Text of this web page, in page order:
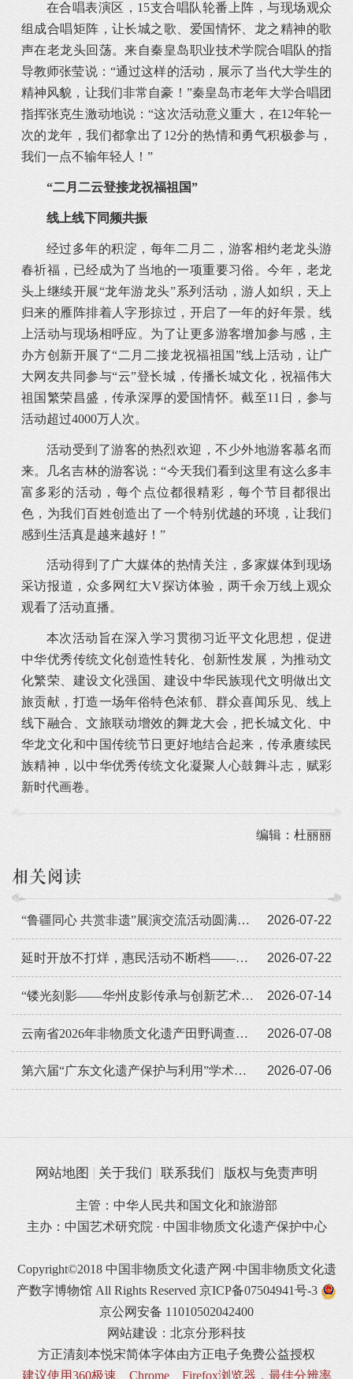
在合唱表演区，15支合唱队轮番上阵，与现场观众
组成合唱矩阵，让长城之歌、爱国情怀、龙之精神的歌
声在老龙头回荡。来自秦皇岛职业技术学院合唱队的指
导教师张莹说：“通过这样的活动，展示了当代大学生的
精神风貌，让我们非常自豪！”秦皇岛市老年大学合唱团
指挥张克生激动地说：“这次活动意义重大，在12年轮一
次的龙年，我们都拿出了12分的热情和勇气积极参与，
我们一点不输年轻人！”
“二月二云登接龙祝福祖国”
线上线下同频共振
经过多年的积淀，每年二月二，游客相约老龙头游
春祈福，已经成为了当地的一项重要习俗。今年，老龙
头上继续开展“龙年游龙头”系列活动，游人如织，天上
归来的雁阵排着人字形掠过，开启了一年的好年景。线
上活动与现场相呼应。为了让更多游客增加参与感，主
办方创新开展了“二月二接龙祝福祖国”线上活动，让广
大网友共同参与“云”登长城，传播长城文化，祝福伟大
祖国繁荣昌盛，传承深厚的爱国情怀。截至11日，参与
活动超过4000万人次。
活动受到了游客的热烈欢迎，不少外地游客慕名而
来。几名吉林的游客说：“今天我们看到这里有这么多丰
富多彩的活动，每个点位都很精彩，每个节目都很出
色，为我们百姓创造出了一个特别优越的环境，让我们
感到生活真是越来越好！”
活动得到了广大媒体的热情关注，多家媒体到现场
采访报道，众多网红大V探访体验，两千余万线上观众
观看了活动直播。
本次活动旨在深入学习贯彻习近平文化思想，促进
中华优秀传统文化创造性转化、创新性发展，为推动文
化繁荣、建设文化强国、建设中华民族现代文明做出文
旅贡献，打造一场年俗特色浓郁、群众喜闻乐见、线上
线下融合、文旅联动增效的舞龙大会，把长城文化、中
华龙文化和中国传统节日更好地结合起来，传承赓续民
族精神，以中华优秀传统文化凝聚人心鼓舞斗志，赋彩
新时代画卷。
编辑：杜丽丽
相关阅读
2026-07-22
“鲁疆同心 共赏非遗”展演交流活动圆满闭幕
2026-07-22
延时开放不打烊，惠民活动不断档——广东省非遗馆暑期人气旺
2026-07-14
“镂光刻影——华州皮影传承与创新艺术展览”全国巡展走进遵义
2026-07-08
云南省2026年非物质文化遗产田野调查培训班举办
2026-07-06
第六届“广东文化遗产保护与利用”学术座谈会在穗举办
网站地图 关于我们 联系我们 版权与免责声明
主管：中华人民共和国文化和旅游部
主办：中国艺术研究院 · 中国非物质文化遗产保护中心
Copyright©2018 中国非物质文化遗产网·中国非物质文化遗
产数字博物馆 All Rights Reserved 京ICP备07504941号-3
京公网安备 11010502042400
网站建设：北京分形科技
方正清刻本悦宋简体字体由方正电子免费公益授权
建议使用360极速、Chrome、Firefox浏览器，最佳分辨率